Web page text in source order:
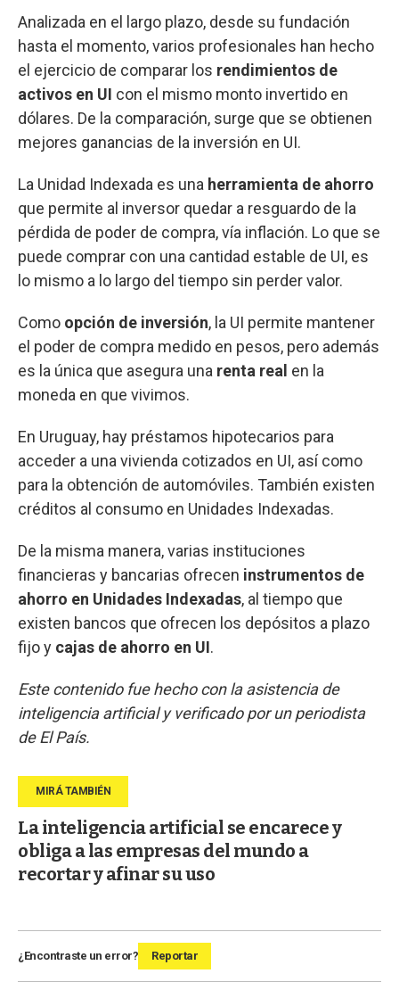
Analizada en el largo plazo, desde su fundación
hasta el momento, varios profesionales han hecho
el ejercicio de comparar los rendimientos de
activos en UI con el mismo monto invertido en
dólares. De la comparación, surge que se obtienen
mejores ganancias de la inversión en UI.
La Unidad Indexada es una herramienta de ahorro
que permite al inversor quedar a resguardo de la
pérdida de poder de compra, vía inflación. Lo que se
puede comprar con una cantidad estable de UI, es
lo mismo a lo largo del tiempo sin perder valor.
Como opción de inversión, la UI permite mantener
el poder de compra medido en pesos, pero además
es la única que asegura una renta real en la
moneda en que vivimos.
En Uruguay, hay préstamos hipotecarios para
acceder a una vivienda cotizados en UI, así como
para la obtención de automóviles. También existen
créditos al consumo en Unidades Indexadas.
De la misma manera, varias instituciones
financieras y bancarias ofrecen instrumentos de
ahorro en Unidades Indexadas, al tiempo que
existen bancos que ofrecen los depósitos a plazo
fijo y cajas de ahorro en UI.
Este contenido fue hecho con la asistencia de
inteligencia artificial y verificado por un periodista
de El País.
La inteligencia artificial se encarece y
obliga a las empresas del mundo a
recortar y afinar su uso
¿Encontraste un error? Reportar